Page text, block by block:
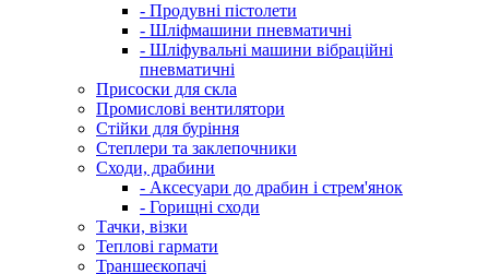
- Продувні пістолети
- Шліфмашини пневматичні
- Шліфувальні машини вібраційні
пневматичні
Присоски для скла
Промислові вентилятори
Стійки для буріння
Степлери та заклепочники
Сходи, драбини
- Аксесуари до драбин і стрем'янок
- Горищні сходи
Тачки, візки
Теплові гармати
Траншеєкопачі